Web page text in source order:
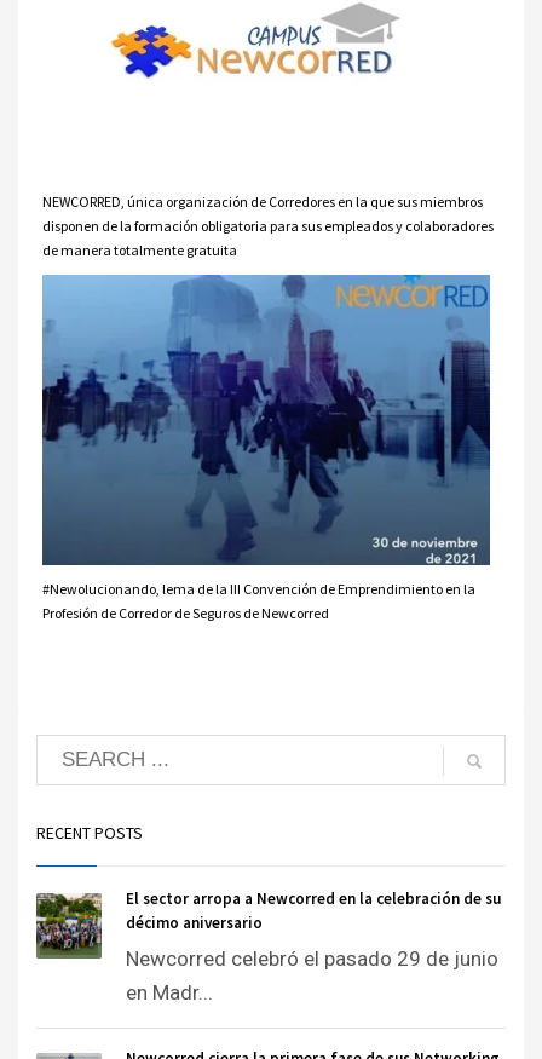
NEWCORRED, única organización de Corredores en la que sus miembros
disponen de la formación obligatoria para sus empleados y colaboradores
de manera totalmente gratuita
#Newolucionando, lema de la III Convención de Emprendimiento en la
Profesión de Corredor de Seguros de Newcorred
RECENT POSTS
El sector arropa a Newcorred en la celebración de su
décimo aniversario
Newcorred celebró el pasado 29 de junio
en Madr...